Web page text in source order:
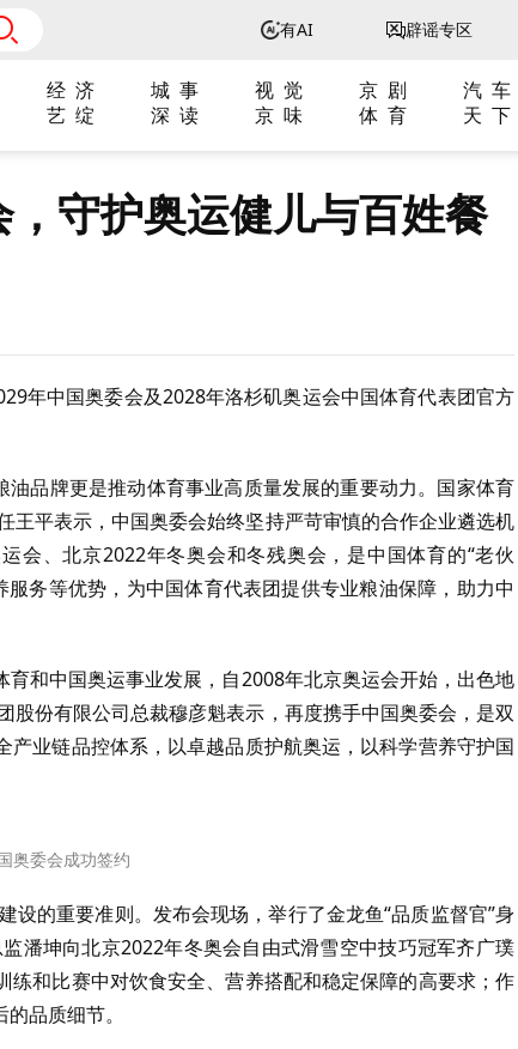
有AI 辟谣专区
经 济 城 事 视 觉 京 剧 汽 车
艺 绽 深 读 京 味 体 育 天 下
守护奥运健儿与百姓餐
年中国奥委会及2028年洛杉矶奥运会中国体育代表团官方
油品牌更是推动体育事业高质量发展的重要动力。国家体育
平表示，中国奥委会始终坚持严苛审慎的合作企业遴选机
会、北京2022年冬奥会和冬残奥会，是中国体育的“老伙
务等优势，为中国体育代表团提供专业粮油保障，助力中
和中国奥运事业发展，自2008年北京奥运会开始，出色地
份有限公司总裁穆彦魁表示，再度携手中国奥委会，是双
业链品控体系，以卓越品质护航奥运，以科学营养守护国
奥委会成功签约
的重要准则。发布会现场，举行了金龙鱼“品质监督官”身
潘坤向北京2022年冬奥会自由式滑雪空中技巧冠军齐广璞
练和比赛中对饮食安全、营养搭配和稳定保障的高要求；作
品质细节。